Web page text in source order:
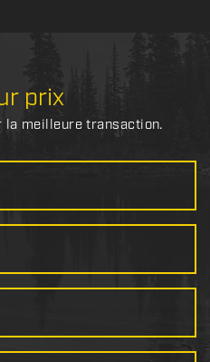
prix
la meilleure transaction.